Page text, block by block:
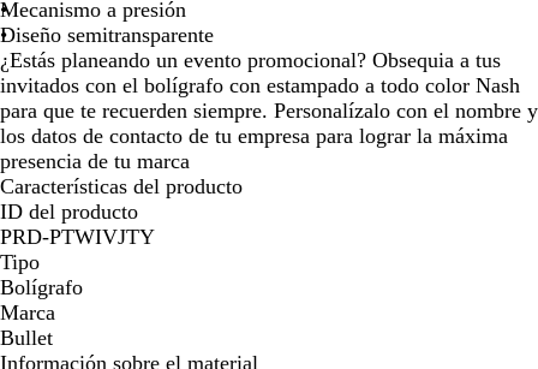
por
la
imagen
por
la
imagen
imagen
la
imagen
p
a
r
e
n
t
R
e
d
p
a
r
e
n
t
P
u
r
p
l
e
e
p
a
r
e
n
t
B
l
u
e
p
a
r
e
n
t
Y
e
l
l
o
w
p
a
r
e
n
t
L
i
m
e
G
r
e
e
n
o
t
r
a
n
s
p
a
r
e
n
t
e
Mecanismo a presión
Diseño semitransparente
¿Estás planeando un evento promocional? Obsequia a tus
invitados con el bolígrafo con estampado a todo color Nash
para que te recuerden siempre. Personalízalo con el nombre y
los datos de contacto de tu empresa para lograr la máxima
presencia de tu marca
Características del producto
ID del producto
PRD-PTWIVJTY
Tipo
Bolígrafo
Marca
Bullet
Información sobre el material